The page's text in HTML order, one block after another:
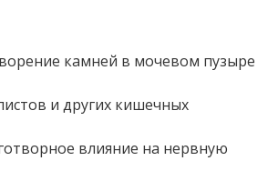
камней в мочевом пузыре
и других кишечных
влияние на нервную